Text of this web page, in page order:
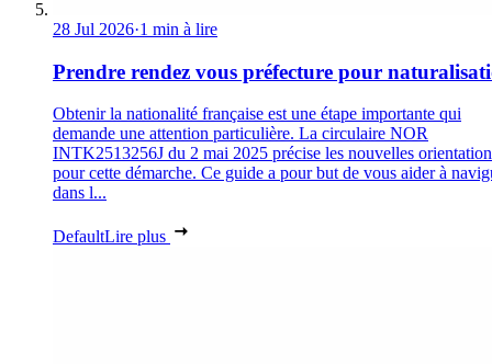
28 Jul 2026·1 min à lire
Prendre rendez vous préfecture pour
Obtenir la nationalité française est une étape importante qui
demande une attention particulière. La circulaire NOR
INTK2513256J du 2 mai 2025 précise les nouvelles
pour cette démarche. Ce guide a pour but de vous aider à
dans l...
DefaultLire plus